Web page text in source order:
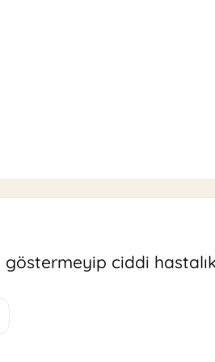
göstermeyip ciddi